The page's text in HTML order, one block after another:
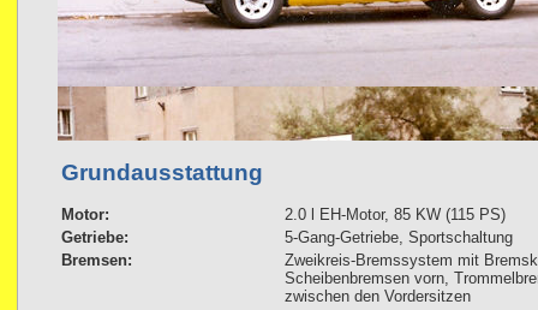
Grundausstattung
Motor:
2.0 l EH-Motor, 85 KW (115 PS)
Getriebe:
5-Gang-Getriebe, Sportschaltung
Bremsen:
Zweikreis-Bremssystem mit
Scheibenbremsen vorn,
zwischen den Vordersitzen